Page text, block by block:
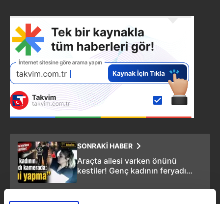
SONRAKİ HABER
Araçta ailesi varken önünü
kestiler! Genç kadının feryadı